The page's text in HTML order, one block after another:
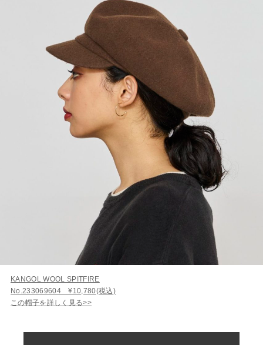
KANGOL WOOL SPITFIRE
No.233069604 ¥10,780(税込)
この帽子を詳しく見る>>